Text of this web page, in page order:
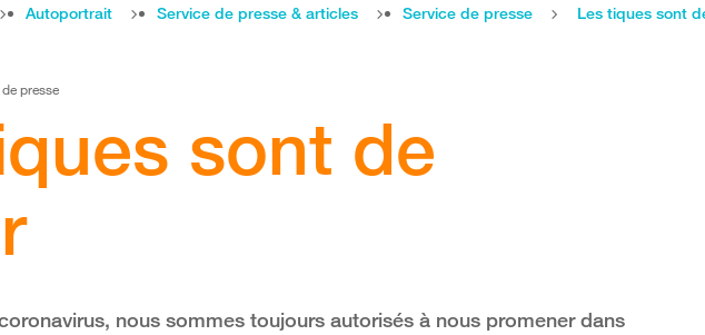
Autoportrait Service de presse & articles Service de presse Les tiques sont
presse
sont de
nous sommes toujours autorisés à nous promener dans